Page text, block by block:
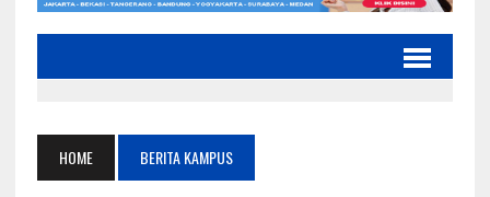
HOME BERITA KAMPUS